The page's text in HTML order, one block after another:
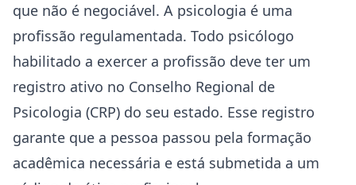
que não é negociável. A psicologia é uma
profissão regulamentada. Todo psicólogo
habilitado a exercer a profissão deve ter um
registro ativo no Conselho Regional de
Psicologia (CRP) do seu estado. Esse registro
garante que a pessoa passou pela formação
acadêmica necessária e está submetida a um